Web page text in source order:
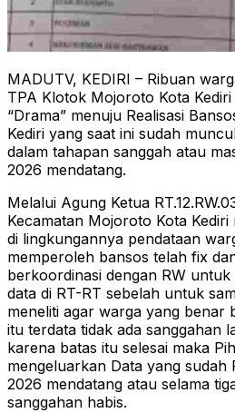
MADUTV, KEDIRI – Ribuan
TPA Klotok Mojoroto Kota
“Drama” menuju Realisasi
Kediri yang saat ini sudah
dalam tahapan sanggah atau
2026 mendatang.
Melalui Agung Ketua
Kecamatan Mojoroto Kota
di lingkungannya pendataan
memperoleh bansos telah fix
berkoordinasi dengan RW
data di RT-RT sebelah untuk
meneliti agar warga yang benar
itu terdata tidak ada sanggahan
karena batas itu selesai maka
mengeluarkan Data yang sudah
2026 mendatang atau selama
sanggahan habis.